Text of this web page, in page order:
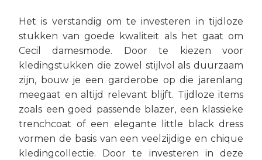
Het is verstandig om te investeren in tijdloze
stukken van goede kwaliteit als het gaat om
Cecil damesmode. Door te kiezen voor
kledingstukken die zowel stijlvol als duurzaam
zijn, bouw je een garderobe op die jarenlang
meegaat en altijd relevant blijft. Tijdloze items
zoals een goed passende blazer, een klassieke
trenchcoat of een elegante little black dress
vormen de basis van een veelzijdige en chique
kledingcollectie. Door te investeren in deze